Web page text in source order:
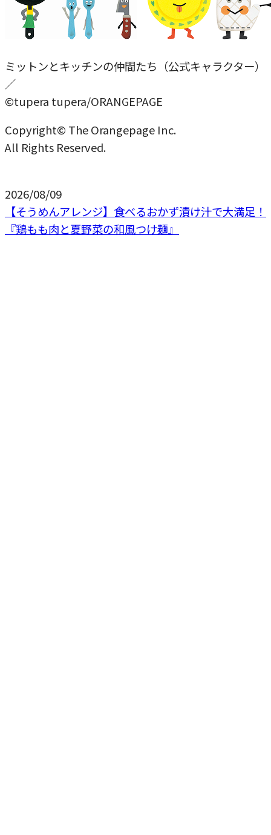
ミットンとキッチンの仲間たち（公式キャラクター）
／
©tupera tupera/ORANGEPAGE
Copyright© The Orangepage Inc.
All Rights Reserved.
2026/08/09
【そうめんアレンジ】食べるおかず漬け汁で大満足！
『鶏もも肉と夏野菜の和風つけ麺』